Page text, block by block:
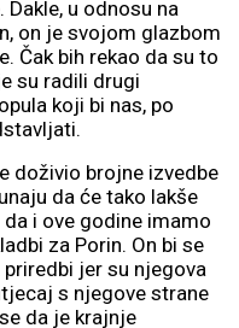
u odnosu na
on je svojom glazbom
Čak bih rekao da su to
su radili drugi
koji bi nas, po
doživio brojne izvedbe
da će tako lakše
i ove godine imamo
za Porin. On bi se
jer su njegova
s njegove strane
da je krajnje